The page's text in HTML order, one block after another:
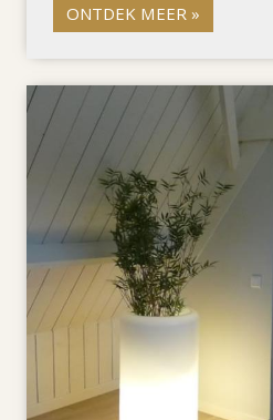
ONTDEK MEER »